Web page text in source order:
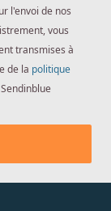
l'envoi de nos
vous
transmises à
de la politique